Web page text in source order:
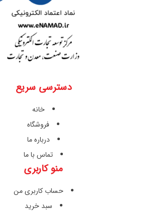
دسترسی سریع
خانه
فروشگاه
درباره ما
تماس با ما
منو کاربری
حساب کاربری من
سبد خرید